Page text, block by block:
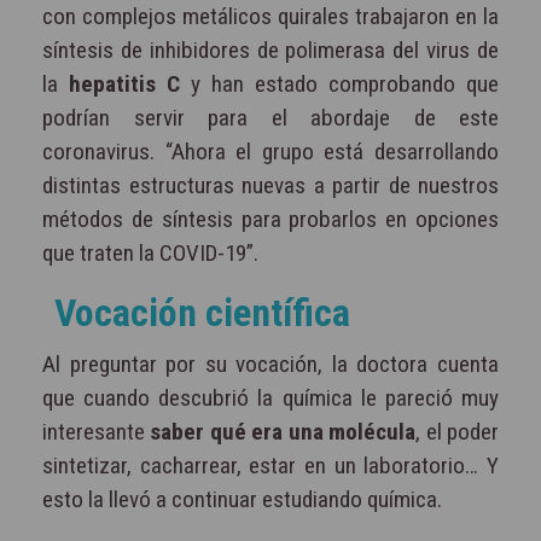
con complejos metálicos quirales trabajaron en la
síntesis de inhibidores de polimerasa del virus de
la hepatitis C y han estado comprobando que
podrían servir para el abordaje de este
coronavirus. “Ahora el grupo está desarrollando
distintas estructuras nuevas a partir de nuestros
métodos de síntesis para probarlos en opciones
que traten la COVID-19”.
Vocación científica
Al preguntar por su vocación, la doctora cuenta
que cuando descubrió la química le pareció muy
interesante saber qué era una molécula, el poder
sintetizar, cacharrear, estar en un laboratorio… Y
esto la llevó a continuar estudiando química.